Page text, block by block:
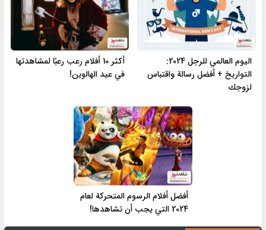
اليوم العالمي للرجل 2024:
التواريخ + أفضل رسالة واقتباس
لزوجك
أكثر 10 أفلام رعب رعبًا لمشاهدتها
في عيد الهالوين!
أفضل أفلام الرسوم المتحركة لعام
2024 التي يجب أن تشاهدها!